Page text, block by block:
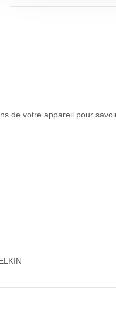
de votre appareil pour